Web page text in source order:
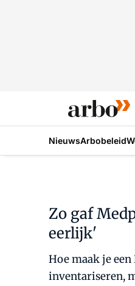
NieuwsArbobeleid
Zo gaf
eerlijk'
Hoe maak je
inventariseren,